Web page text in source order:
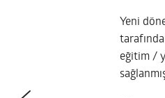
Yeni
eğitim /